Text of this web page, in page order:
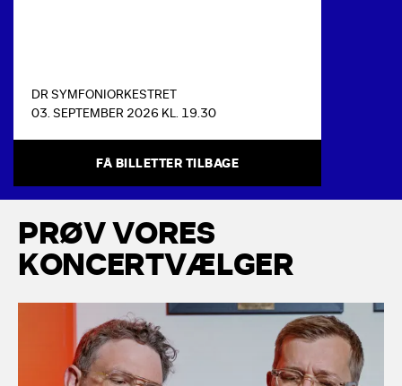
DR SYMFONIORKESTRET
03. SEPTEMBER 2026 KL. 19.30
FÅ BILLETTER TILBAGE
PRØVVORES
KONCERTVÆLGER